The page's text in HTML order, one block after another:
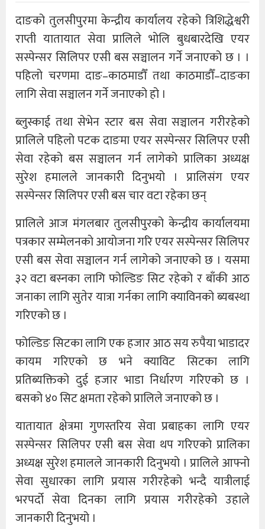
दाङको तुलसीपुरमा केन्द्रीय कार्यालय रहेको त्रिशिद्धेश्वरी
राप्ती यातायात सेवा प्रालिले भाेलि बुधबारदेखि एयर
सस्पेन्सर सिलिपर एसी बस सञ्चालन गर्ने जनाएको छ । ।
पहिलो चरणमा दाङ–काठमाडौँ तथा काठमाडौँ–दाङका
लागि सेवा सञ्चालन गर्ने जनाएको हो ।
ब्लुस्काई तथा सेभेन स्टार बस सेवा सञ्चालन गरीरहेको
प्रालिले पहिलो पटक दाङमा एयर सस्पेन्सर सिलिपर एसी
सेवा रहेको बस सञ्चालन गर्न लागेको प्रालिका अध्यक्ष
सुरेश हमालले जानकारी दिनुभयो । प्रालिसंग एयर
सस्पेन्सर सिलिपर एसी बस चार वटा रहेका छन्
प्रालिले आज मंगलबार तुलसीपुरको केन्द्रीय कार्यालयमा
पत्रकार सम्मेलनकाे आयाेजना गरि एयर सस्पेन्सर सिलिपर
एसी बस सेवा सञ्चालन गर्न लागेको जनाएको छ । यसमा
३२ वटा बस्नका लागि फोल्डिङ सिट रहेको र बाँकी आठ
जनाका लागि सुतेर यात्रा गर्नका लागि क्याविनको ब्यबस्था
गरिएको छ ।
फोल्डिङ सिटका लागि एक हजार आठ सय रुपैया भाडादर
कायम गरिएको छ भने क्याविट सिटका लागि
प्रतिब्यक्तिको दुई हजार भाडा निर्धारण गरिएको छ ।
बसको ४० सिट क्षमता रहेको प्रालिले जनाएको छ ।
यातायात क्षेत्रमा गुणस्तरिय सेवा प्रबाहका लागि एयर
सस्पेन्सर सिलिपर एसी बस सेवा थप गरिएको प्रालिका
अध्यक्ष सुरेश हमालले जानकारी दिनुभयो । प्रालिले आफ्नो
सेवा सुधारका लागि प्रयास गरीरहेको भन्दै यात्रीलाई
भरपर्दो सेवा दिनका लागि प्रयास गरीरहेको उहाले
जानकारी दिनुभयो ।